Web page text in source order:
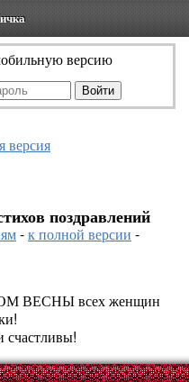
версию
версия
поздравлений
-к полной версии -
ВЕСНЫ всех женщин
счастливы!